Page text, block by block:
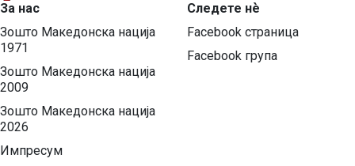
За нас
Зошто Македонска нација
1971
Зошто Македонска нација
2009
Зошто Македонска нација
2026
Импресум
Следете нѐ
Facebook страница
Facebook група